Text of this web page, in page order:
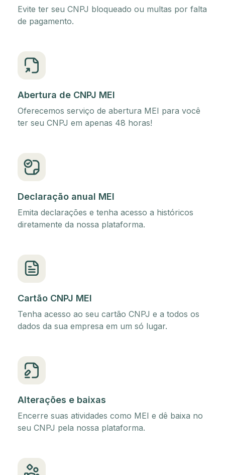
Evite ter seu CNPJ bloqueado ou multas por falta
de pagamento.
Abertura de CNPJ MEI
Oferecemos serviço de abertura MEI para você
ter seu CNPJ em apenas 48 horas!
Declaração anual MEI
Emita declarações e tenha acesso a históricos
diretamente da nossa plataforma.
Cartão CNPJ MEI
Tenha acesso ao seu cartão CNPJ e a todos os
dados da sua empresa em um só lugar.
Alterações e baixas
Encerre suas atividades como MEI e dê baixa no
seu CNPJ pela nossa plataforma.